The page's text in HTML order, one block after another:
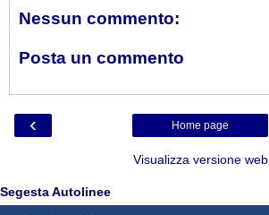
Nessun commento:
Posta un commento
‹ Home page
Visualizza versione web
Segesta Autolinee